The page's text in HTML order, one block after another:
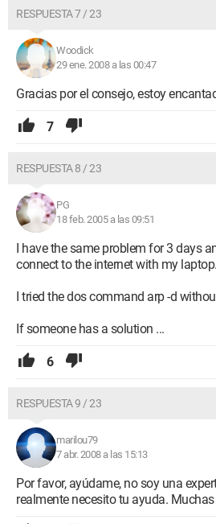
RESPUESTA 7 / 23
Woodick
29 ene. 2008 a las 00:47
Gracias por el consejo, estoy
7
RESPUESTA 8 / 23
PG
18 feb. 2005 a las 09:51
I have the same problem for 3 days
connect to the internet with my laptop.
I tried the dos command arp -d
If someone has a solution ...
6
RESPUESTA 9 / 23
marilou79
7 abr. 2008 a las 15:13
Por favor, ayúdame, no soy una
realmente necesito tu ayuda.